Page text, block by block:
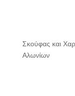
Σκούφας και
Αλωνίων